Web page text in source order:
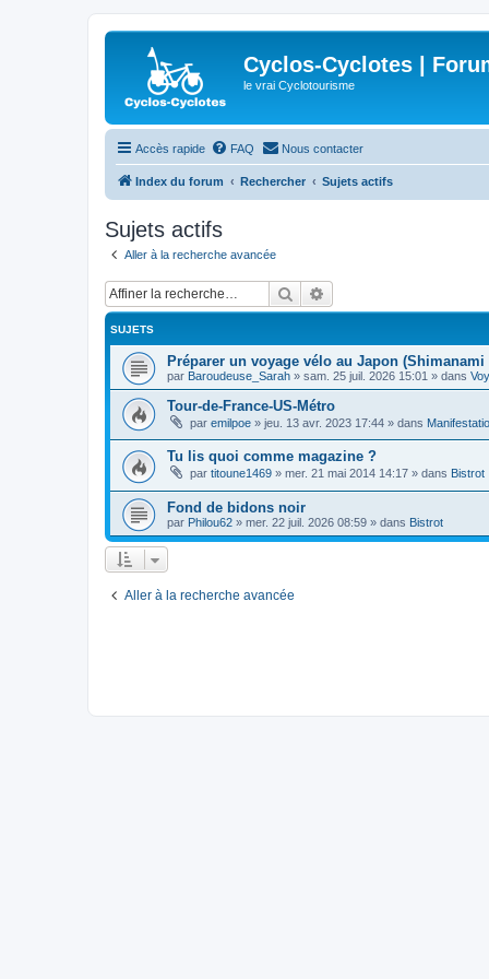
Cyclos-Cyclotes |
le vrai Cyclotourisme
Accès rapide FAQ Nous contacter
Index du forum Rechercher Sujets actifs
Sujets actifs
Aller à la recherche avancée
Rechercher
SUJETS
Préparer un voyage vélo au Japon
par Baroudeuse_Sarah » sam. 25 juil. 2026 15:01 » dans
Tour-de-France-US-Métro
par emilpoe » jeu. 13 avr. 2023 17:44 » dans
Tu lis quoi comme magazine ?
par titoune1469 » mer. 21 mai 2014 14:17 » dans Bistrot
Fond de bidons noir
par Philou62 » mer. 22 juil. 2026 08:59 » dans Bistrot
Aller à la recherche avancée